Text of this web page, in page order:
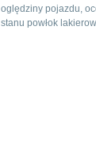
oględziny pojazdu,
stanu powłok